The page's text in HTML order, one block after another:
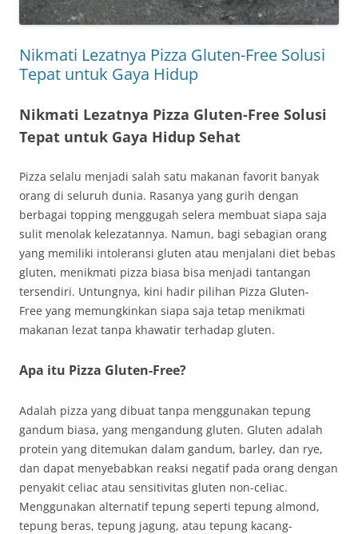
Nikmati Lezatnya Pizza Gluten-Free Solusi
Tepat untuk Gaya Hidup
Nikmati Lezatnya Pizza Gluten-Free Solusi
Tepat untuk Gaya Hidup Sehat
Pizza selalu menjadi salah satu makanan favorit banyak
orang di seluruh dunia. Rasanya yang gurih dengan
berbagai topping menggugah selera membuat siapa saja
sulit menolak kelezatannya. Namun, bagi sebagian orang
yang memiliki intoleransi gluten atau menjalani diet bebas
gluten, menikmati pizza biasa bisa menjadi tantangan
tersendiri. Untungnya, kini hadir pilihan Pizza Gluten-
Free yang memungkinkan siapa saja tetap menikmati
makanan lezat tanpa khawatir terhadap gluten.
Apa itu Pizza Gluten-Free?
Adalah pizza yang dibuat tanpa menggunakan tepung
gandum biasa, yang mengandung gluten. Gluten adalah
protein yang ditemukan dalam gandum, barley, dan rye,
dan dapat menyebabkan reaksi negatif pada orang dengan
penyakit celiac atau sensitivitas gluten non-celiac.
Menggunakan alternatif tepung seperti tepung almond,
tepung beras, tepung jagung, atau tepung kacang-